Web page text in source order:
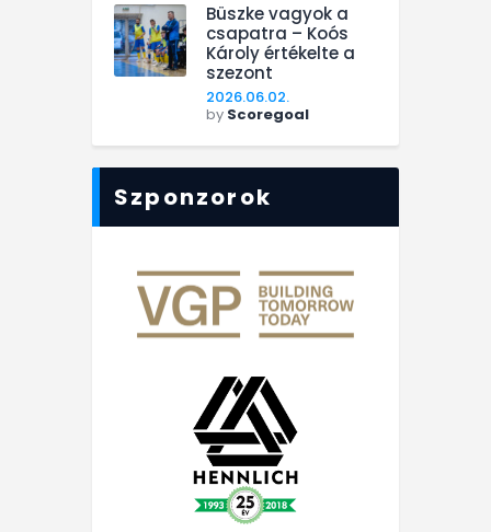
Büszke vagyok a
csapatra – Koós
Károly értékelte a
szezont
2026.06.02.
by Scoregoal
Szponzorok